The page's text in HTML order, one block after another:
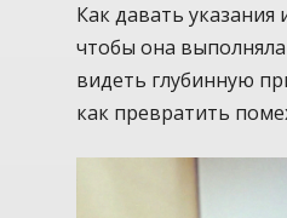
Как давать указания
чтобы она
видеть глубинную
как превратить